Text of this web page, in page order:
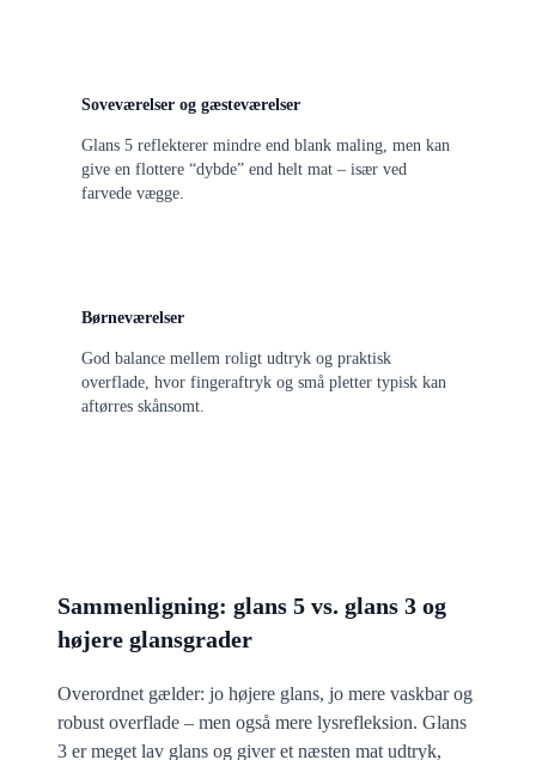
Soveværelser og gæsteværelser
Glans 5 reflekterer mindre end blank maling, men kan
give en flottere “dybde” end helt mat – især ved
farvede vægge.
Børneværelser
God balance mellem roligt udtryk og praktisk
overflade, hvor fingeraftryk og små pletter typisk kan
aftørres skånsomt.
Sammenligning: glans 5 vs. glans 3 og
højere glansgrader
Overordnet gælder: jo højere glans, jo mere vaskbar og
robust overflade – men også mere lysrefleksion. Glans
3 er meget lav glans og giver et næsten mat udtryk,